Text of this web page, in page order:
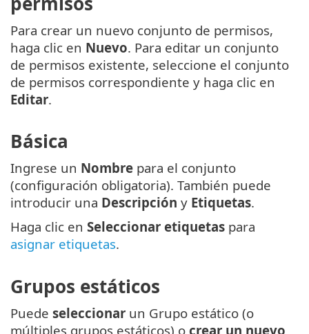
Para crear un nuevo conjunto de permisos,
haga clic en Nuevo. Para editar un conjunto
de permisos existente, seleccione el conjunto
de permisos correspondiente y haga clic en
Editar.
Básica
Ingrese un Nombre para el conjunto
(configuración obligatoria). También puede
introducir una Descripción y Etiquetas.
Haga clic en Seleccionar etiquetas para
asignar etiquetas.
Grupos estáticos
Puede seleccionar un Grupo estático (o
múltiples grupos estáticos) o crear un nuevo